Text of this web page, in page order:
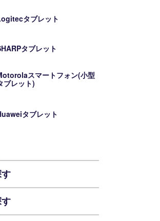
タブレット
タブレット
スマートフォン(小型
ブレット)
タブレット